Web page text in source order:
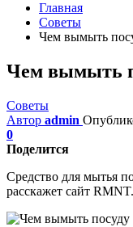
Главная
Советы
Чем вымыть
Чем вымыть
Советы
Автор admin
0
Поделится
Средство для мытья
расскажет сайт